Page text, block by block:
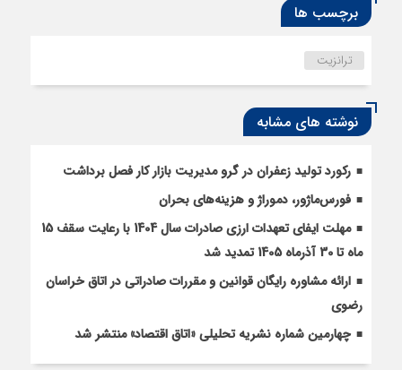
برچسب ها
ترانزیت
نوشته های مشابه
رکورد تولید زعفران در گرو مدیریت بازار کار فصل برداشت
فورس‌ماژور، دموراژ و هزینه‌های بحران
مهلت ایفای تعهدات ارزی صادرات سال 1404 با رعایت سقف 15
ماه تا 30 آذرماه 1405 تمدید شد
ارائه مشاوره رایگان قوانین و مقررات صادراتی در اتاق خراسان
رضوی
چهارمین شماره نشریه تحلیلی «اتاق اقتصاد» منتشر شد